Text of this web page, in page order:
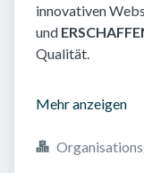
innovativen
und
Qualität.
Mehr anzeigen